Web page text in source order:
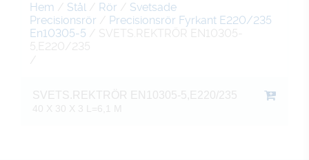
Hem / Stål / Rör / Svetsade
Precisionsrör / Precisionsrör Fyrkant E220/235
En10305-5 / SVETS.REKTRÖR EN10305-
5,E220/235
/
SVETS.REKTRÖR EN10305-5,E220/235
40 X 30 X 3 L=6,1 M